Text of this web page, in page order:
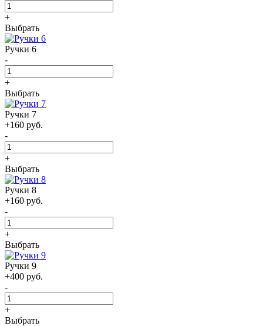
+
Выбрать
Ручки 6
-
+
Выбрать
Ручки 7
+160 руб.
-
+
Выбрать
Ручки 8
+160 руб.
-
+
Выбрать
Ручки 9
+400 руб.
-
+
Выбрать